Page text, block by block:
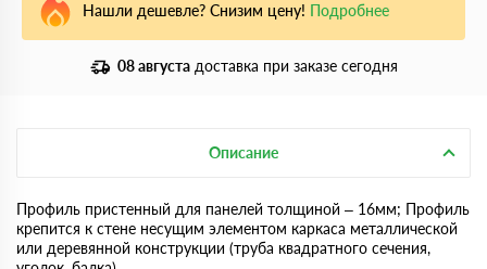
Нашли дешевле? Снизим цену! Подробнее
08 августа доставка при заказе сегодня
Описание
Профиль пристенный для панелей толщиной – 16мм; Профиль
крепится к стене несущим элементом каркаса металлической
или деревянной конструкции (труба квадратного сечения,